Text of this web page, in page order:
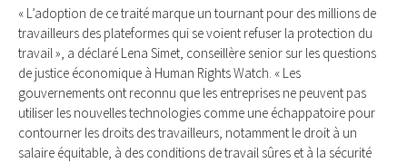
« L’adoption de ce traité marque un tournant pour des millions de
travailleurs des plateformes qui se voient refuser la protection du
travail », a déclaré Lena Simet, conseillère senior sur les questions
de justice économique à Human Rights Watch. « Les
gouvernements ont reconnu que les entreprises ne peuvent pas
utiliser les nouvelles technologies comme une échappatoire pour
contourner les droits des travailleurs, notamment le droit à un
salaire équitable, à des conditions de travail sûres et à la sécurité